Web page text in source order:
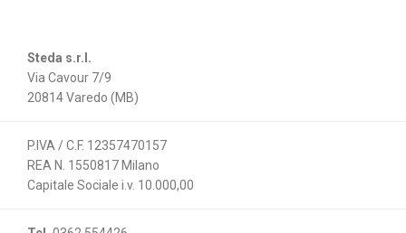
Steda s.r.l.
Via Cavour 7/9
20814 Varedo (MB)
P.IVA / C.F. 12357470157
REA N. 1550817 Milano
Capitale Sociale i.v. 10.000,00